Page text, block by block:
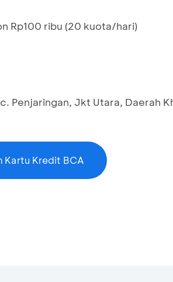
Rp100 ribu (20 kuota/hari)
Penjaringan, Jkt Utara, Daerah
Kartu Kredit BCA